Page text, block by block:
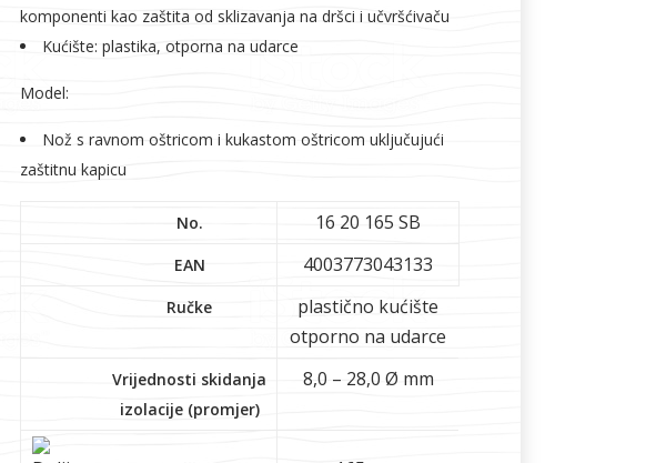
komponenti kao zaštita od sklizavanja na dršci i učvršćivaču
Kućište: plastika, otporna na udarce
Model:
Nož s ravnom oštricom i kukastom oštricom uključujući
zaštitnu kapicu
No. 16 20 165 SB
EAN 4003773043133
Ručke
plastično kućište
otporno na udarce
Vrijednosti skidanja
izolacije (promjer)
8,0 – 28,0 Ø mm